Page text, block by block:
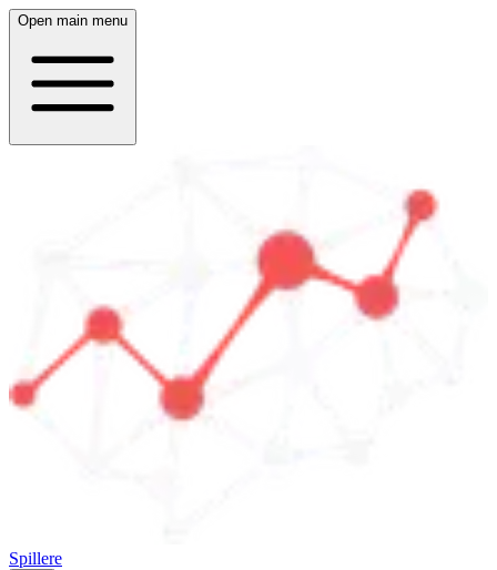
Open main menu
Spillere